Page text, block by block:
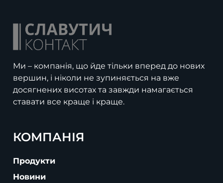
Ми – компанія, що йде тільки вперед до нових
вершин, і ніколи не зупиняється на вже
досягнених висотах та завжди намагається
ставати все краще і краще.
КОМПАНІЯ
Продукти
Новини